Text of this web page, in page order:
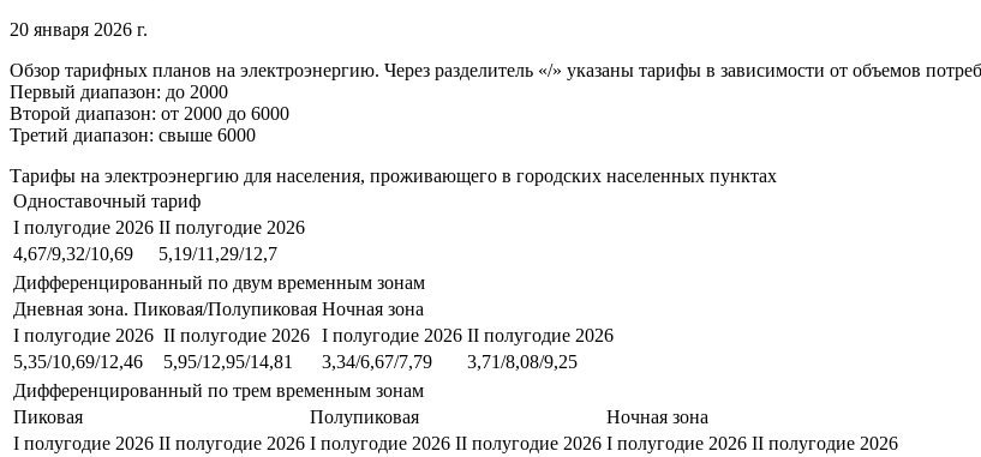
20 января 2026 г.
Обзор тарифных планов на электроэнергию. Через разделитель «/» указаны тарифы в зависимости от объемов
Первый диапазон: до 2000
Второй диапазон: от 2000 до 6000
Третий диапазон: свыше 6000
Тарифы на электроэнергию для населения, проживающего в городских населенных пунктах
Одноставочный тариф
I полугодие 2026 II полугодие 2026
4,67/9,32/10,69
5,19/11,29/12,7
Дифференцированный по двум временным зонам
Дневная зона. Пиковая/Полупиковая Ночная зона
I полугодие 2026 II полугодие 2026 I полугодие 2026 II полугодие 2026
5,35/10,69/12,46
5,95/12,95/14,81 3,34/6,67/7,79
3,71/8,08/9,25
Дифференцированный по трем временным зонам
Пиковая
Полупиковая
Ночная зона
I полугодие 2026 II полугодие 2026 I полугодие 2026 II полугодие 2026 I полугодие 2026 II полугодие 2026